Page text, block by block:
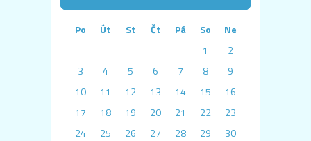
Po Út St Čt Pá So
Ne
1
2
3
4 5 6 7 8
9
10
11 12 13 14 15
16
17
18 19 20 21 22
23
24
25 26 27 28 29
30